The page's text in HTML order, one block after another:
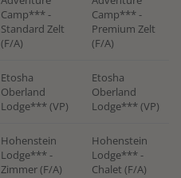
Camp*** -
Standard Zelt
(F/A)
Camp*** -
Premium Zelt
(F/A)
Etosha
Oberland
Lodge*** (VP)
Etosha
Oberland
Lodge*** (VP)
Hohenstein
Lodge*** -
Zimmer (F/A)
Hohenstein
Lodge*** -
Chalet (F/A)